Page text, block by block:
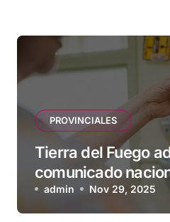
PROVINCIALES
Tierra del Fuego
comunicado
la seguridad y
vacunas
admin Nov 29, 2025